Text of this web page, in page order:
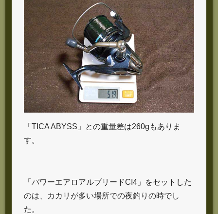
「TICA ABYSS」との重量差は260gもありま
す。
「パワーエアロアルブリードCI4」をセットした
のは、カカリが多い場所での夜釣りの時でし
た。